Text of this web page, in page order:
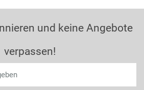
und keine Angebote
verpassen!